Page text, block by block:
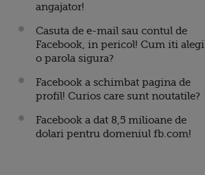
angajator!
Casuta de e-mail sau contul de
Facebook, in pericol! Cum iti alegi
o parola sigura?
Facebook a schimbat pagina de
profil! Curios care sunt noutatile?
Facebook a dat 8,5 milioane de
dolari pentru domeniul fb.com!